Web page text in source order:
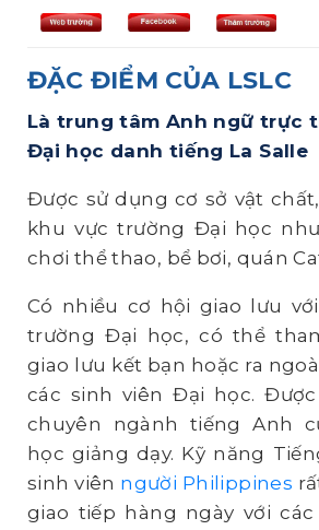
ĐẶC ĐIỂM CỦA LSLC
Là trung tâm Anh ngữ trực
Đại học danh tiếng La Salle
Được sử dụng cơ sở vật
khu vực trường Đại học
chơi thể thao, bể bơi, quán
Có nhiều cơ hội giao lưu
trường Đại học, có thể
giao lưu kết bạn hoặc ra
các sinh viên Đại học.
chuyên ngành tiếng Anh
học giảng dạy. Kỹ năng
sinh viên người Philippines
giao tiếp hàng ngày với